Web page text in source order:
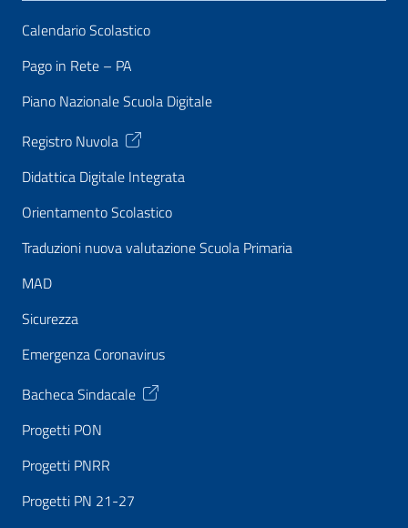
Calendario Scolastico
Pago in Rete – PA
Piano Nazionale Scuola Digitale
Registro Nuvola
Didattica Digitale Integrata
Orientamento Scolastico
Traduzioni nuova valutazione Scuola Primaria
MAD
Sicurezza
Emergenza Coronavirus
Bacheca Sindacale
Progetti PON
Progetti PNRR
Progetti PN 21-27